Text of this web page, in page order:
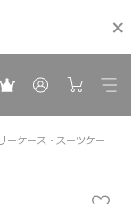
ーケース・スーツケー